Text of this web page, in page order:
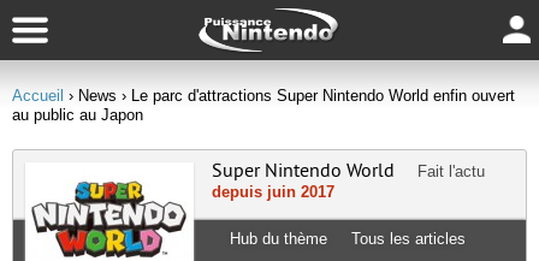
Accueil › News › Le parc d'attractions Super Nintendo World enfin ouvert
au public au Japon
Super Nintendo World
Fait l'actu
depuis juin 2017
Hub du thème Tous les articles